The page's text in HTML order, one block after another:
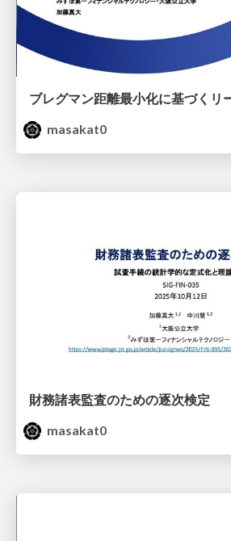
masakat0
財務諸表監査のための逐次検定
masakat0